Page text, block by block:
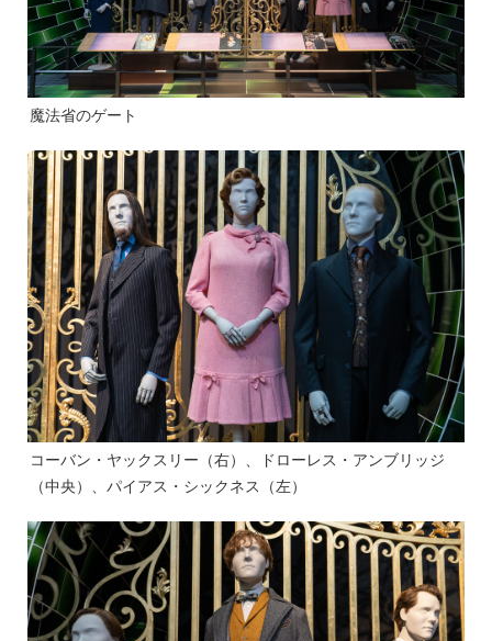
魔法省のゲート
コーバン・ヤックスリー（右）、ドローレス・アンブリッジ
（中央）、パイアス・シックネス（左）